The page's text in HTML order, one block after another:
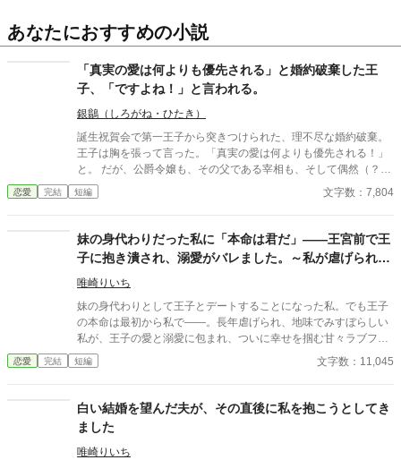
あなたにおすすめの小説
「真実の愛は何よりも優先される」と婚約破棄した王
子、「ですよね！」と言われる。
銀鶲（しろがね・ひたき）
誕生祝賀会で第一王子から突きつけられた、理不尽な婚約破棄。
王子は胸を張って言った。「真実の愛は何よりも優先される！」
と。 ​だが、公爵令嬢も、その父である宰相も、そして偶然（？）
その場に居合わせた隣国の第二王子も、全員が内心でガッツポー
ズを決めていた。 ​「あの王子なら、必ず考えなしな計画を実行す
いていた公爵家による、おそろしくスピーディーな王権強奪（セ
ルフ自滅）の記録。 ※全4話＋番外編1話のサクッと読める短編で
す。凄惨な不幸描写はありません。後味爽快な論破劇をお楽しみ
ください。 ※2026/07/28 関連作品に接続するために若干修整し
た「スピンオフルート」を追加しました。 ーーーーーーーーーー
【「ですよね！シリーズ」について】 本作は「ですよね！シリー
ズ」の第１作目です。 ◆ シリーズラインナップ ・1作目：『真実
の愛は何よりも優先される』と婚約破棄した王子、「ですよ
ね！」と言われる。（※本作） ・2作目：『お姉様、そのネック
のに ・4作目：婚約破棄で返り討ちにされた元王子、「真実の
愛」で世界を救う？
恋愛 完結 短編 文字数：7,804
妹の身代わりだった私に「本命は君だ」――王宮前で王
子に抱き潰され、溺愛がバレました。～私が虐げられる
きっかけになった少年が、私と王子を結び付
唯崎りいち
妹の身代わりとして王子とデートすることになった私。でも王子
の本命は最初から私で――。長年虐げられ、地味でみすぼらしい
私が、王子の愛と溺愛に包まれ、ついに幸せを掴む甘々ラブファ
ンタジー。妹や家族との誤解、影武者の存在も絡み、ハラハラと
胸キュンが止まらない物語。
恋愛 完結 短編 文字数：11,045
白い結婚を望んだ夫が、その直後に私を抱こうとしてき
ました
唯崎りいち